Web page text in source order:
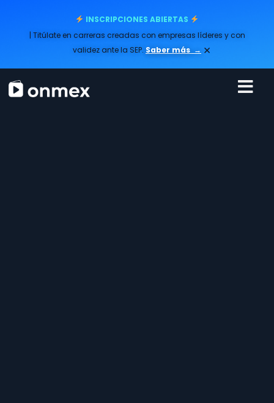
INSCRIPCIONES ABIERTAS
| Titúlate en carreras creadas con empresas líderes y con
validez ante la SEP. Saber más → ×